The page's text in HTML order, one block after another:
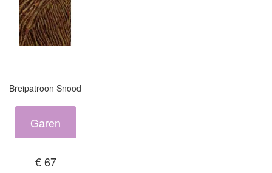
Breipatroon Snood
Garen
€ 67